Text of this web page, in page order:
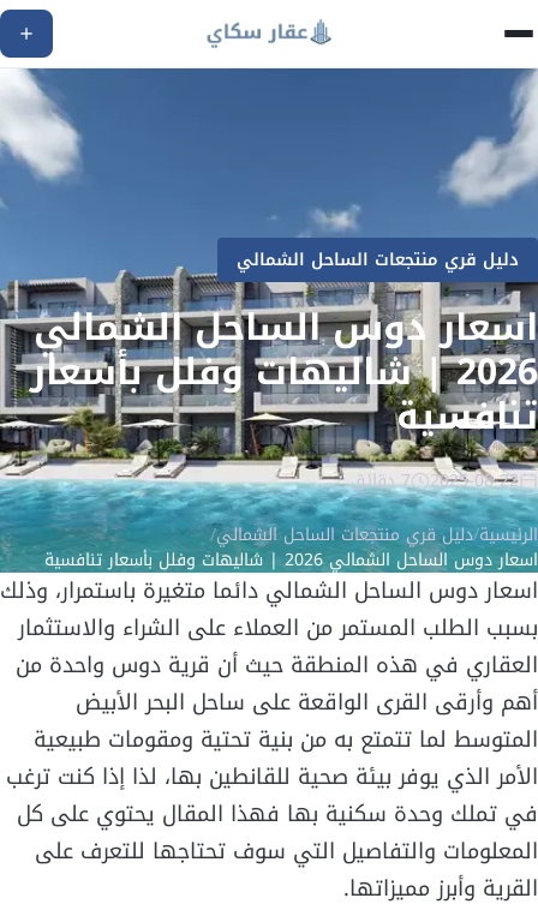
دليل قري منتجعات الساحل الشمالي
اسعار دوس الساحل الشمالي
2026 | شاليهات وفلل بأسعار
تنافسية
2025-08-22 7 دقائق
الرئيسية/دليل قري منتجعات الساحل الشمالي/
اسعار دوس الساحل الشمالي 2026 | شاليهات وفلل بأسعار تنافسية
اسعار دوس الساحل الشمالي دائما متغيرة باستمرار، وذلك
بسبب الطلب المستمر من العملاء على الشراء والاستثمار
العقاري في هذه المنطقة حيث أن قرية دوس واحدة من
أهم وأرقى القرى الواقعة على ساحل البحر الأبيض
المتوسط لما تتمتع به من بنية تحتية ومقومات طبيعية
الأمر الذي يوفر بيئة صحية للقانطين بها، لذا إذا كنت ترغب
في تملك وحدة سكنية بها فهذا المقال يحتوي على كل
المعلومات والتفاصيل التي سوف تحتاجها للتعرف على
القرية وأبرز مميزاتها.